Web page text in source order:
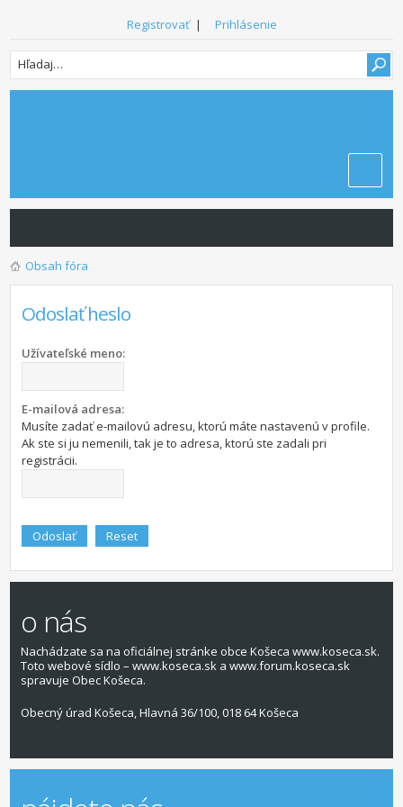
Registrovať| Prihlásenie
Obsah fóra
Odoslať heslo
Užívateľské meno:
E-mailová adresa:
Musíte zadať e-mailovú adresu, ktorú máte nastavenú v profile.
Ak ste si ju nemenili, tak je to adresa, ktorú ste zadali pri
registrácii.
o nás
Nachádzate sa na oficiálnej stránke obce Košeca www.koseca.sk.
Toto webové sídlo – www.koseca.sk a www.forum.koseca.sk
spravuje Obec Košeca.
Obecný úrad Košeca, Hlavná 36/100, 018 64 Košeca